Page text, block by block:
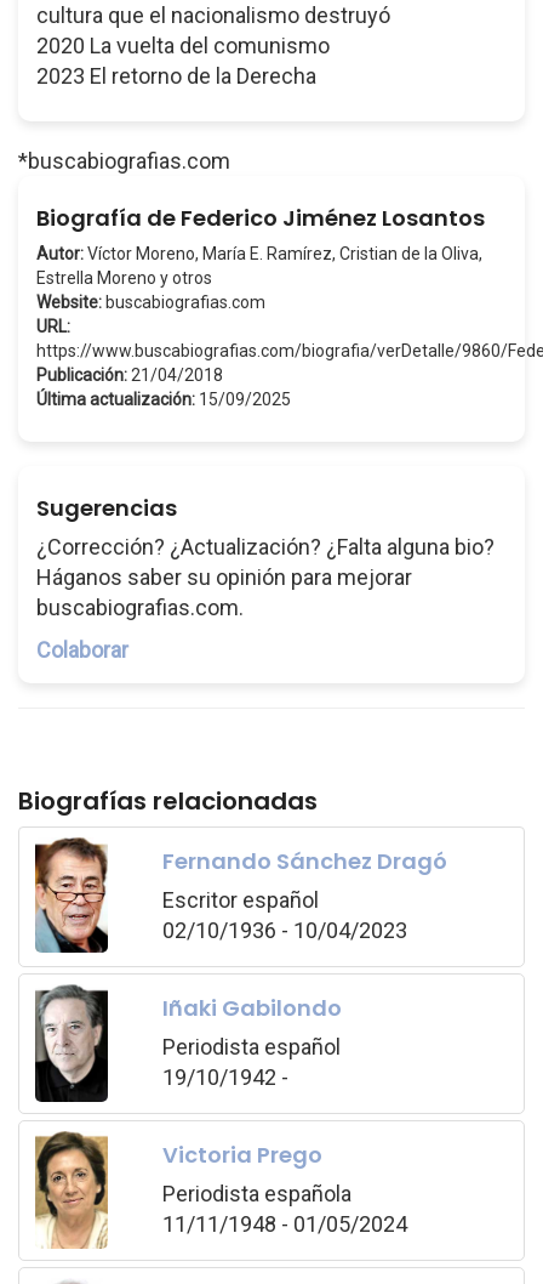
cultura que el nacionalismo destruyó
2020 La vuelta del comunismo
2023 El retorno de la Derecha
*buscabiografias.com
Biografía de Federico Jiménez Losantos
Autor:Víctor Moreno, María E. Ramírez, Cristian de la Oliva,
Estrella Moreno y otros
Website: buscabiografias.com
URL:
https://www.buscabiografias.com/biografia/verDetalle/9860/
Publicación: 21/04/2018
Última actualización: 15/09/2025
Sugerencias
¿Corrección? ¿Actualización? ¿Falta alguna bio?
Háganos saber su opinión para mejorar
buscabiografias.com.
Colaborar
Biografías relacionadas
Fernando Sánchez Dragó
Escritor español
02/10/1936 - 10/04/2023
Iñaki Gabilondo
Periodista español
19/10/1942 -
Victoria Prego
Periodista española
11/11/1948 - 01/05/2024